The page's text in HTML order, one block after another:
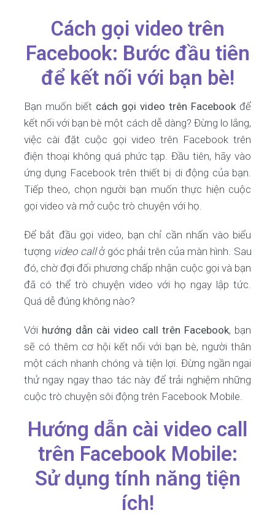
Cách gọi video trên
Facebook: Bước đầu tiên
để kết nối với bạn bè!
Bạn muốn biết cách gọi video trên Facebook để
kết nối với bạn bè một cách dễ dàng? Đừng lo lắng,
việc cài đặt cuộc gọi video trên Facebook trên
điện thoại không quá phức tạp. Đầu tiên, hãy vào
ứng dụng Facebook trên thiết bị di động của bạn.
Tiếp theo, chọn người bạn muốn thực hiện cuộc
gọi video và mở cuộc trò chuyện với họ.
Để bắt đầu gọi video, bạn chỉ cần nhấn vào biểu
tượng video callở góc phải trên của màn hình. Sau
đó, chờ đợi đối phương chấp nhận cuộc gọi và bạn
đã có thể trò chuyện video với họ ngay lập tức.
Quá dễ đúng không nào?
Với hướng dẫn cài video call trên Facebook, bạn
sẽ có thêm cơ hội kết nối với bạn bè, người thân
một cách nhanh chóng và tiện lợi. Đừng ngần ngại
thử ngay ngay thao tác này để trải nghiệm những
cuộc trò chuyện sôi động trên Facebook Mobile.
Hướng dẫn cài video call
trên Facebook Mobile:
Sử dụng tính năng tiện
ích!